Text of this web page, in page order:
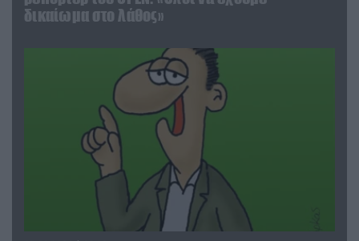
δικαίωμα στο λάθος»